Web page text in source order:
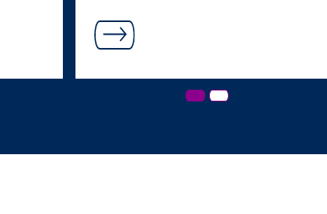
Em conformidade com os
94/62/CE relativa a
resíduos de embalagens»